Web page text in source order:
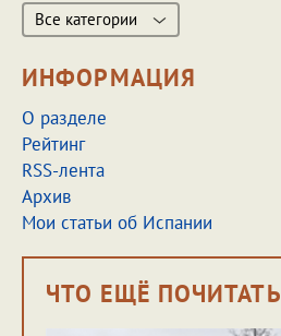
Все категории
ИНФОРМАЦИЯ
О разделе
Рейтинг
RSS-лента
Архив
Мои статьи об Испании
ЧТО ЕЩЁ ПОЧИТАТЬ